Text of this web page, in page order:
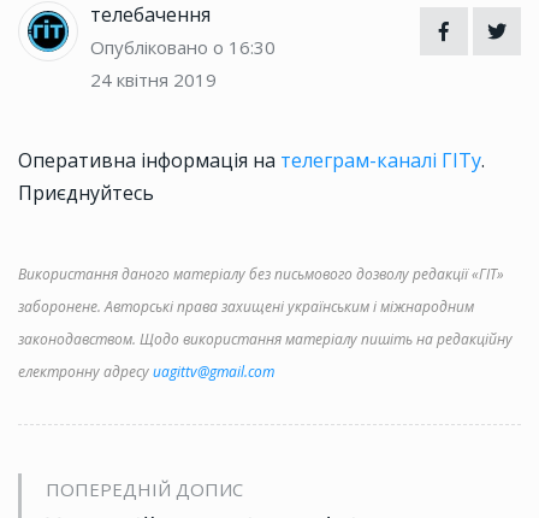
телебачення
Опубліковано о 16:30
24 квітня 2019
Оперативна інформація на телеграм-каналі ГІТу.
Приєднуйтесь
Використання даного матеріалу без письмового дозволу редакції «ГІТ»
заборонене. Авторські права захищені українським і міжнародним
законодавством. Щодо використання матеріалу пишіть на редакційну
електронну адресуuagittv@gmail.com
ПОПЕРЕДНІЙ ДОПИС